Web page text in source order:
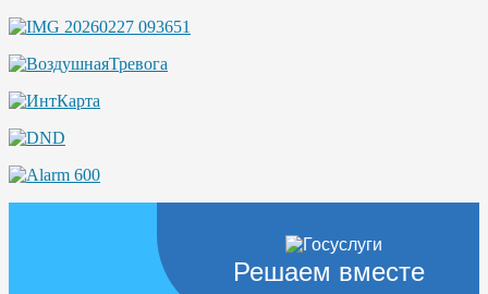
Решаем вместе